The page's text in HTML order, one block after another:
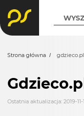
Strona główna gdzieco.pl
Ostatnia aktualizacja: 2019-11-